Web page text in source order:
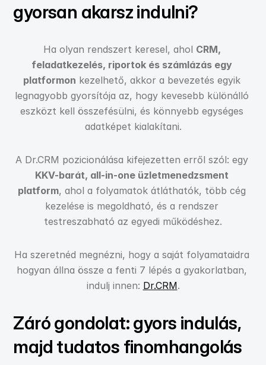
gyorsan akarsz indulni?
Ha olyan rendszert keresel, ahol CRM,
feladatkezelés, riportok és számlázás egy
platformon kezelhető, akkor a bevezetés egyik
legnagyobb gyorsítója az, hogy kevesebb különálló
eszközt kell összefésülni, és könnyebb egységes
adatképet kialakítani.
A Dr.CRM pozicionálása kifejezetten erről szól: egy
KKV-barát, all-in-one üzletmenedzsment
platform, ahol a folyamatok átláthatók, több cég
kezelése is megoldható, és a rendszer
testreszabható az egyedi működéshez.
Ha szeretnéd megnézni, hogy a saját folyamataidra
hogyan állna össze a fenti 7 lépés a gyakorlatban,
indulj innen: Dr.CRM.
Záró gondolat: gyors indulás,
majd tudatos finomhangolás